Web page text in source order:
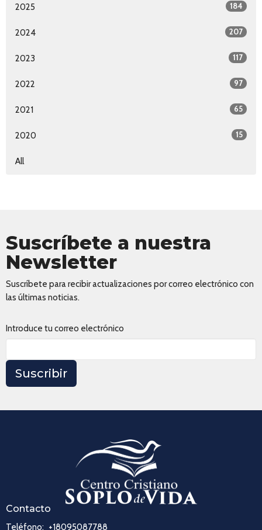
2025 184
2024 207
2023 117
2022 97
2021 65
2020 15
All
Suscríbete a nuestra
Newsletter
Suscríbete para recibir actualizaciones por correo electrónico con
las últimas noticias.
Introduce tu correo electrónico
Suscribir
Contacto
Teléfono: +18095087788